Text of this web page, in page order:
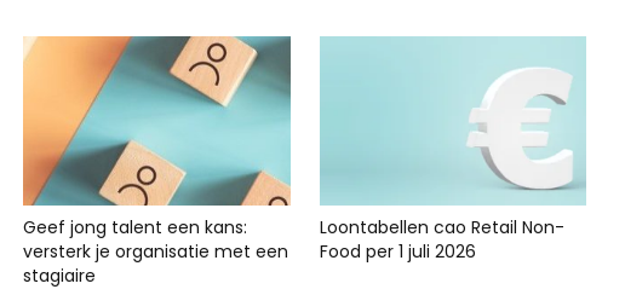
Geef jong talent een kans:
versterk je organisatie met een
stagiaire
Loontabellen cao Retail Non-
Food per 1 juli 2026